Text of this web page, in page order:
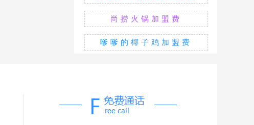
尚捞火锅加盟费
嗲嗲的椰子鸡加盟费